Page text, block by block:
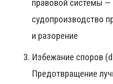
правовой системы
судопроизводство
и разорение
Избежание споров
Предотвращение